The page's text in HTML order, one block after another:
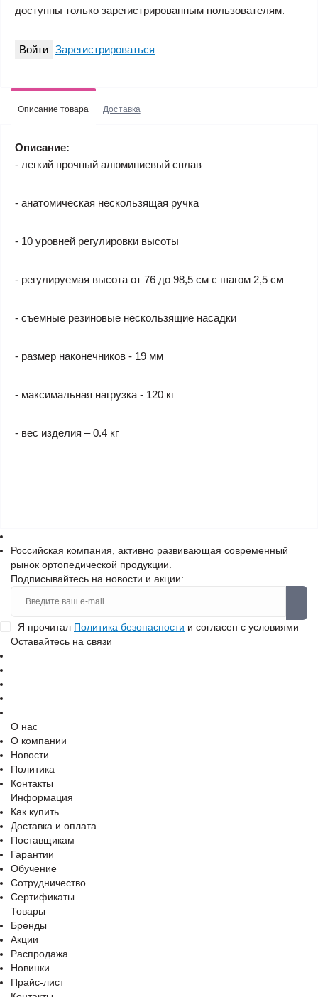
доступны только зарегистрированным пользователям.
Войти Зарегистрироваться
Описание товара Доставка
Описание:
- легкий прочный алюминиевый сплав
- анатомическая нескользящая ручка
- 10 уровней регулировки высоты
- регулируемая высота от 76 до 98,5 см с шагом 2,5 см
- съемные резиновые нескользящие насадки
- размер наконечников - 19 мм
- максимальная нагрузка - 120 кг
- вес изделия – 0.4 кг
Российская компания, активно развивающая современный
рынок ортопедической продукции.
Подписывайтесь на новости и акции:
Я прочитал Политика безопасности и согласен с условиями
Оставайтесь на связи
О нас
О компании
Новости
Политика
Контакты
Информация
Как купить
Доставка и оплата
Поставщикам
Гарантии
Обучение
Сотрудничество
Сертификаты
Товары
Бренды
Акции
Распродажа
Новинки
Прайс-лист